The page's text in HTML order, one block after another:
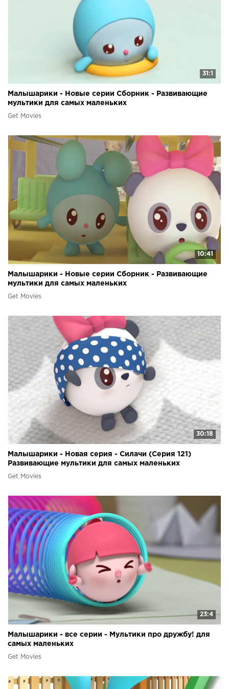
31:1
Малышарики - Новые серии Сборник - Развивающие
мультики для самых маленьких
Get Movies
10:41
Малышарики - Новые серии Сборник - Развивающие
мультики для самых маленьких
Get Movies
30:18
Малышарики - Новая серия - Силачи (Серия 121)
Развивающие мультики для самых маленьких
Get Movies
23:4
Малышарики - все серии - Мультики про дружбу! для
самых маленьких
Get Movies